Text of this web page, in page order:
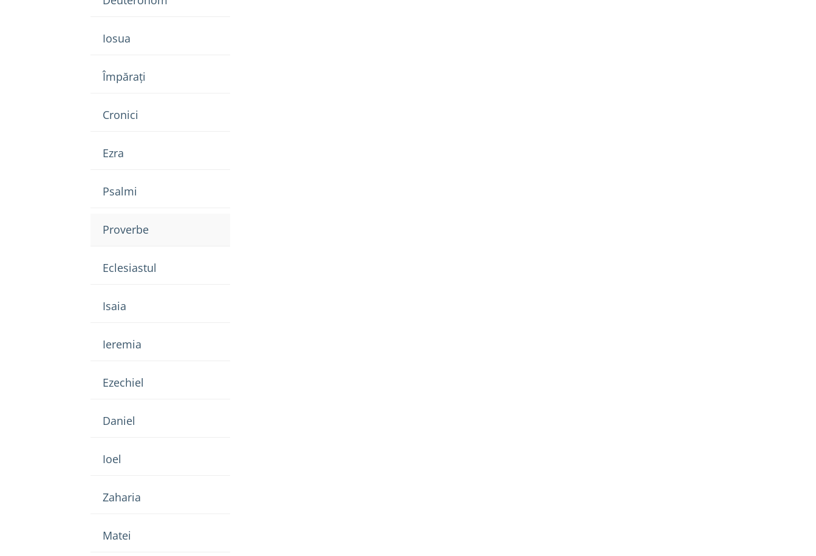
Iosua
Împărați
Cronici
Ezra
Psalmi
Proverbe
Eclesiastul
Isaia
Ieremia
Ezechiel
Daniel
Ioel
Zaharia
Matei